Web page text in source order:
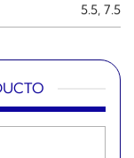
5.5, 7.5